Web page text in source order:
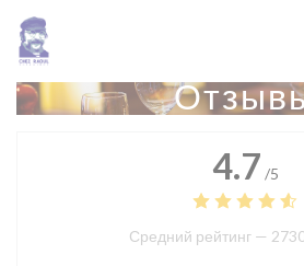
Панель управления cookies
4.7 /5
Средний рейтинг —